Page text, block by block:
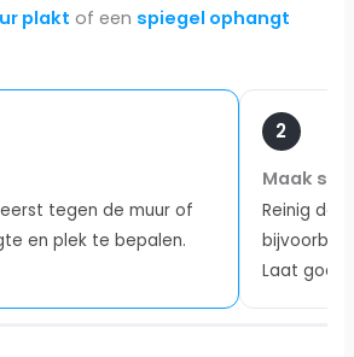
plakt of een spiegel ophangt
tegen de muur of
en plek te bepalen.
2
Maak
Reinig de
Laat goed